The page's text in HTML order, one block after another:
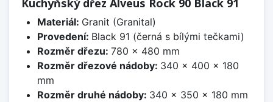
Kuchyňský dřez Alveus Rock 90 Black 91
Materiál: Granit (Granital)
Provedení: Black 91 (černá s bílými tečkami)
Rozměr dřezu: 780 x 480 mm
Rozměr dřezové nádoby: 340 x 400 x 180
mm
Rozměr druhé nádoby: 340 x 350 x 180 mm